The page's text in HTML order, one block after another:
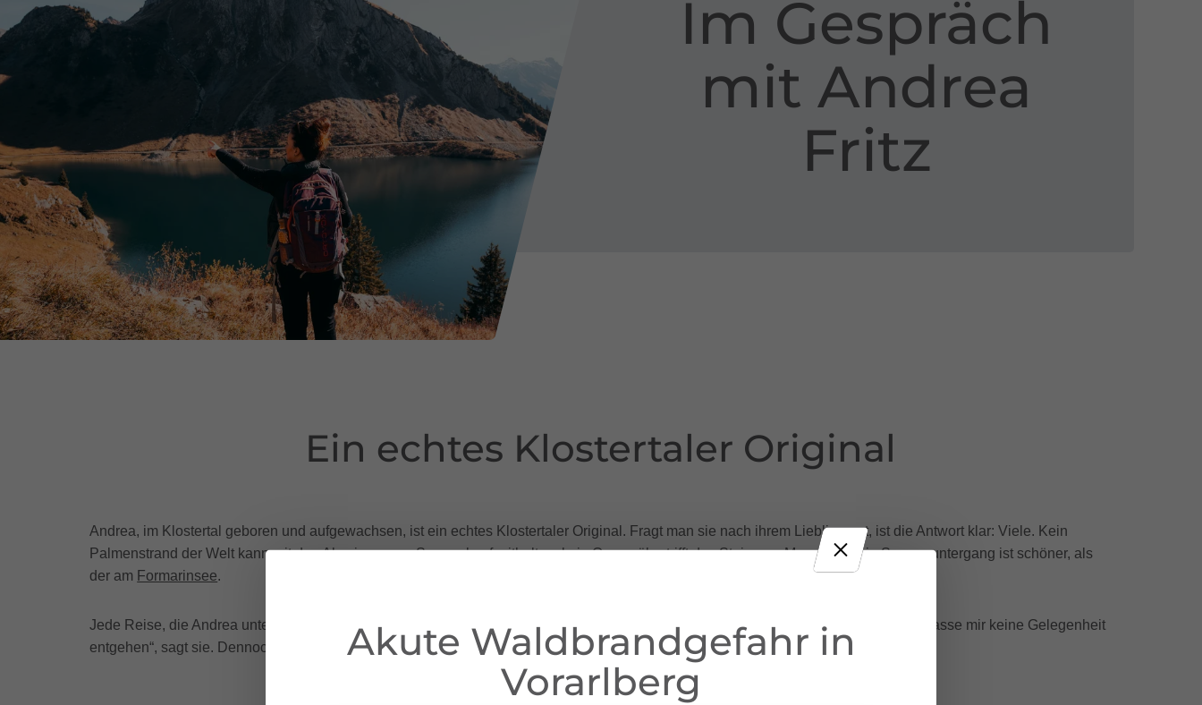
Im Gespräch
mit Andrea
Fritz
Ein echtes Klostertaler Original
Andrea, im Klostertal geboren und aufgewachsen, ist ein echtes Klostertaler Original. Fragt man sie nach ihrem Lieblingsort, ist die Antwort klar: Viele. Kein
Palmenstrand der Welt kann mit den Alpwiesen amSonnenkopfmithalten, kein Ozean übertrifft dasSteinerne Meer, und kein Sonnenuntergang ist schöner, als
der am Formarinsee.
Jede Reise, die Andrea unternimmt, bestätigt sie in dieser Überzeugung. „Es gibt unglaublich viel zu entdecken auf der Welt, und ich lasse mir keine Gelegenheit
entgehen“, sagt sie. Dennoch kommt sie immer wieder gerne in ihre Heimat Dalaas zurück.
Akute Waldbrandgefahr in
Vorarlberg